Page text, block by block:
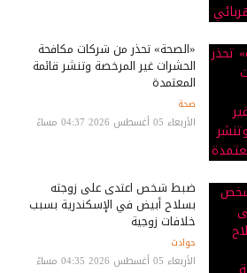
«الصحة» تحذر من شركات مكافحة
الحشرات غير المرخصة وتنشر قائمة
المعتمدة
صحة
الأربعاء 05 أغسطس 2026 04:37 مساءً
ضبط شخص اعتدى على زوجته
بسلاح أبيض في الإسكندرية بسبب
خلافات زوجية
حوادث
الأربعاء 05 أغسطس 2026 04:35 مساءً